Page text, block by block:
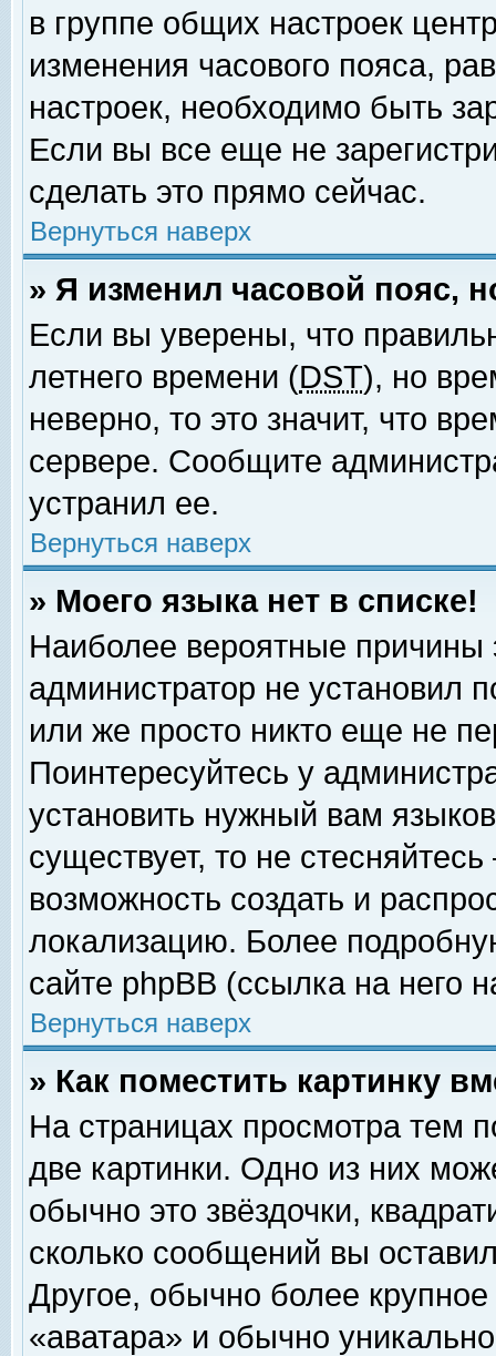
в группе общих настроек
изменения часового пояса,
настроек, необходимо быть
Если вы все еще не
сделать это прямо сейчас.
Вернуться наверх
» Я изменил часовой пояс,
Если вы уверены, что
летнего времени (DST), но
неверно, то это значит, что
сервере. Сообщите
устранил ее.
Вернуться наверх
» Моего языка нет в списке!
Наиболее вероятные причины
администратор не установил
или же просто никто еще не
Поинтересуйтесь у
установить нужный вам
существует, то не
возможность создать и
локализацию. Более
сайте phpBB (ссылка на него
Вернуться наверх
» Как поместить картинку
На страницах просмотра тем
две картинки. Одно из них
обычно это звёздочки,
сколько сообщений вы
Другое, обычно более
«аватара» и обычно